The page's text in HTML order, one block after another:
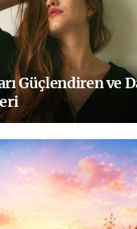
Güçlendiren ve